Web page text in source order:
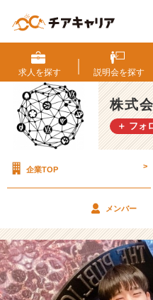
0
年
新
卒
と
し
し
【株
式
会
社
P
求人を探す 説明会を探す
株式
＋ フォ
企業TOP >
メンバー